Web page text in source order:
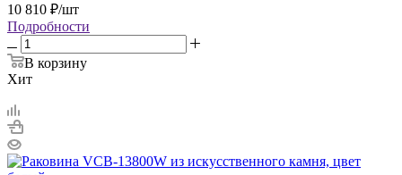
10 810 ₽/шт
Подробности
В корзину
Хит